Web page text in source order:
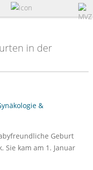
in der
&
Geburt
Sie kam am 1. Januar